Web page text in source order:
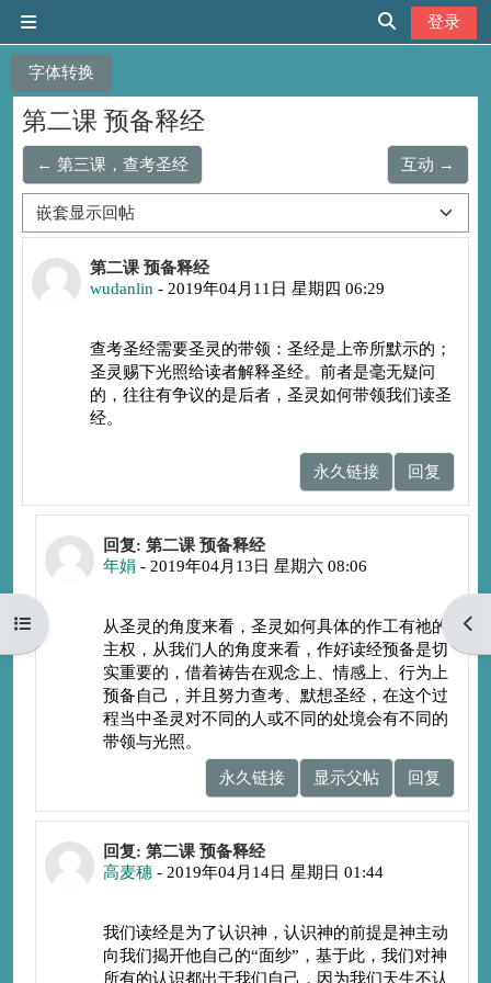
字体转换
切换搜索输入
登录
打开课程索引 打
第二课 预备释经
← 第三课，查考圣经 互动 →
显示模式
第二课 预备释经
wudanlin - 2019年04月11日 星期四 06:29
回帖数：2
查考圣经需要圣灵的带领：圣经是上帝所默示的；
圣灵赐下光照给读者解释圣经。前者是毫无疑问
的，往往有争议的是后者，圣灵如何带领我们读圣
经。
永久链接 回复
回复wudanlin
回复: 第二课 预备释经
年娟 - 2019年04月13日 星期六 08:06
从圣灵的角度来看，圣灵如何具体的作工有祂的
主权，从我们人的角度来看，作好读经预备是切
实重要的，借着祷告在观念上、情感上、行为上
预备自己，并且努力查考、默想圣经，在这个过
程当中圣灵对不同的人或不同的处境会有不同的
带领与光照。
永久链接
显示父帖 回复
回复wudanlin
回复: 第二课 预备释经
高麦穗 - 2019年04月14日 星期日 01:44
我们读经是为了认识神，认识神的前提是神主动
向我们揭开他自己的“面纱”，基于此，我们对神
所有的认识都出于我们自己，因为我们天生不认